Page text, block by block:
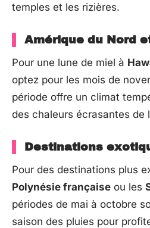
temples et les rizières.
Amérique du Nord
Pour une lune de miel à
optez pour les mois de
période offre un climat
des chaleurs écrasantes de
Destinations
Pour des destinations plus
Polynésie française ou les
périodes de mai à octobre
saison des pluies pour